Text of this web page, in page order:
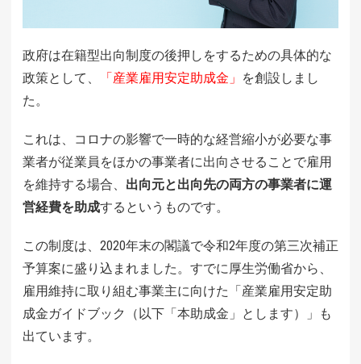
政府は在籍型出向制度の後押しをするための具体的な
政策として、
「産業雇用安定助成金」 を創設しまし
た。
これは、コロナの影響で一時的な経営縮小が必要な事
業者が従業員をほかの事業者に出向させることで雇用
を維持する場合、 出向元と出向先の両方の事業者に運
営経費を助成するというものです。
この制度は、2020年末の閣議で令和2年度の第三次補正
予算案に盛り込まれました。すでに厚生労働省から、
雇用維持に取り組む事業主に向けた「産業雇用安定助
成金ガイドブック（以下「本助成金」とします）」も
出ています。